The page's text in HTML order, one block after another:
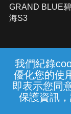
我們紀錄
優化您的使
即表示您同
保護資訊
GRAND BLUE
海S3
常見問題
中華電